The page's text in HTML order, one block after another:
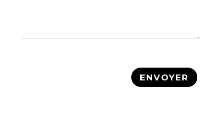
ENVOYER